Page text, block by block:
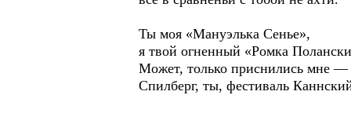
Ты моя «Мануэлька Сенье»,
я твой огненный «Ромка
Может, только приснились мне —
Спилберг, ты, фестиваль